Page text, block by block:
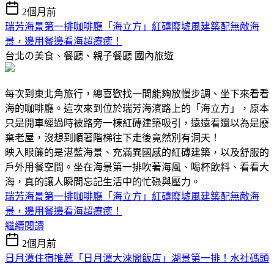
2個月前
瑞芳海景第一排咖啡廳「海立方」紅磚廢墟風建築配無敵海
景，邊用餐邊看海超療癒！
台北の美食、餐廳、親子餐廳 國內旅遊
每次到東北角旅行，總喜歡找一間能夠放慢步調、坐下來看看
海的咖啡廳。這次來到位於瑞芳海濱路上的「海立方」，原本
只是開車經過時被路旁一棟紅磚建築吸引，遠遠看還以為是廢
棄老屋，沒想到順著階梯往下走後竟然別有洞天！
映入眼簾的是湛藍海景、充滿異國感的紅磚建築，以及舒服的
戶外用餐空間。坐在海景第一排吹著海風、喝杯飲料、看看大
海，真的讓人瞬間忘記生活中的忙碌與壓力。
瑞芳海景第一排咖啡廳「海立方」紅磚廢墟風建築配無敵海
景，邊用餐邊看海超療癒！
繼續閱讀
2個月前
日月潭住宿推薦「日月潭大淶閣飯店」湖景第一排！水社碼頭